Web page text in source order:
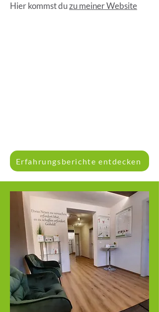
Hier kommst duzu meiner Website
Erfahrungsberichte entdecken